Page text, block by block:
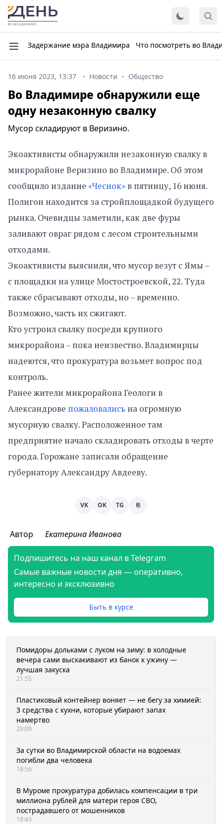
Задержание мэра Владимира Что посмотреть во
16 июня 2023, 13:37 Новости Общество
Во Владимире обнаружили еще
одну незаконную свалку
Мусор складируют в Веризино.
Экоактивисты обнаружили незаконную свалку в
микрорайоне Веризино во Владимире. Об этом
сообщило издание «Чеснок» в пятницу, 16 июня.
Полигон находится за стройплощадкой будущего
рынка. Очевидцы заметили, как две фуры
заливают овраг рядом с лесом строительными
отходами.
Экоактивисты выяснили, что мусор везут с Ямы –
с площадки на улице Мостостроевской, 22. Туда
также сбрасывают отходы, но – временно.
Возможно, часть их сжигают.
Кто устроил свалку посреди крупного
микрорайона – пока неизвестно. Владимирцы
надеются, что прокуратура возьмет вопрос под
контроль.
Ранее жители микрорайона Геологи в
Александрове пожаловались на огромную
мусорную свалку. Расположенное там
предприятие начало складировать отходы в черте
города. Горожане записали обращение
губернатору Александру Авдееву.
VK OK TG ⎘
Автор Екатерина Иванова
Подпишитесь на наш канал в Telegram
Самые важные новости дня — оперативно,
интересно и эксклюзивно
Быть в курсе
Помидоры дольками с луком на зиму: в холодные
вечера сами выскакивают из банок к ужину —
лучшая закуска
21:55
Пластиковый контейнер воняет — не бегу за химией:
3 средства с кухни, которые убирают запах
намертво
20:09
За сутки во Владимирской области на водоемах
погибли два человека
18:56
В Муроме прокуратура добилась компенсации в три
миллиона рублей для матери героя СВО,
пострадавшего от мошенников
18:43